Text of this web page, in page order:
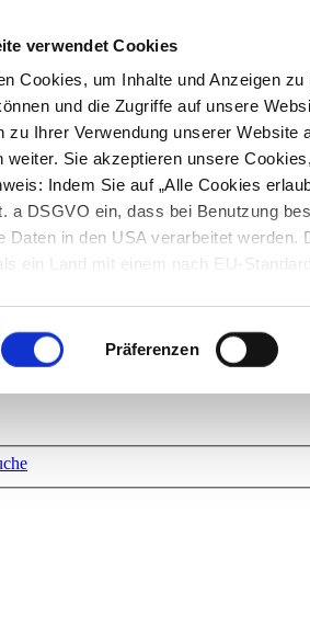
verwendet Cookies
Cookies, um Inhalte und Anzeigen
und die Zugriffe auf unsere
zu Ihrer Verwendung unserer
weiter. Sie akzeptieren unsere
Indem Sie auf „Alle Cookies
a DSGVO ein, dass bei Benutzung
Daten in den USA verarbeitet werden.
ein Land mit einem nach EU-
Präferenzen
Tipps und Tricks. Stellen Sie Ihre Fragen